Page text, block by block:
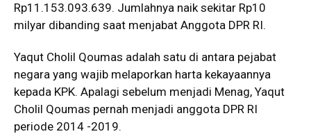
Rp11.153.093.639. Jumlahnya naik sekitar Rp10
milyar dibanding saat menjabat Anggota DPR RI.
Yaqut Cholil Qoumas adalah satu di antara pejabat
negara yang wajib melaporkan harta kekayaannya
kepada KPK. Apalagi sebelum menjadi Menag, Yaqut
Cholil Qoumas pernah menjadi anggota DPR RI
periode 2014 -2019.